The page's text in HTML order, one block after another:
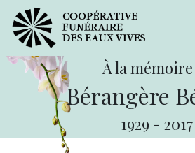
À la mémoire
Bérangère
1929 - 2017